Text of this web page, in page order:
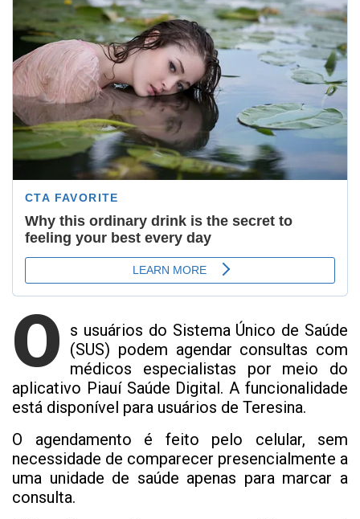
O s usuários do Sistema Único de Saúde
(SUS) podem agendar consultas com
médicos especialistas por meio do
aplicativo Piauí Saúde Digital. A funcionalidade
está disponível para usuários de Teresina.
O agendamento é feito pelo celular, sem
necessidade de comparecer presencialmente a
uma unidade de saúde apenas para marcar a
consulta.